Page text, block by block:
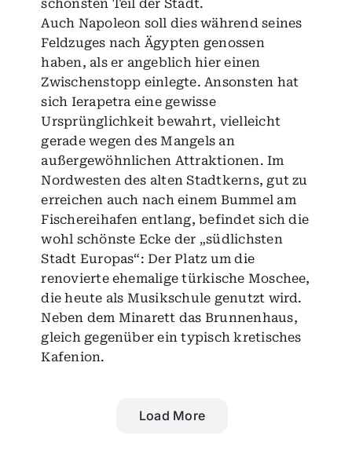
schönsten Teil der Stadt.
Auch Napoleon soll dies während seines
Feldzuges nach Ägypten genossen
haben, als er angeblich hier einen
Zwischenstopp einlegte. Ansonsten hat
sich Ierapetra eine gewisse
Ursprünglichkeit bewahrt, vielleicht
gerade wegen des Mangels an
außergewöhnlichen Attraktionen. Im
Nordwesten des alten Stadtkerns, gut zu
erreichen auch nach einem Bummel am
Fischereihafen entlang, befindet sich die
wohl schönste Ecke der „südlichsten
Stadt Europas“: Der Platz um die
renovierte ehemalige türkische Moschee,
die heute als Musikschule genutzt wird.
Neben dem Minarett das Brunnenhaus,
gleich gegenüber ein typisch kretisches
Kafenion.
Load More